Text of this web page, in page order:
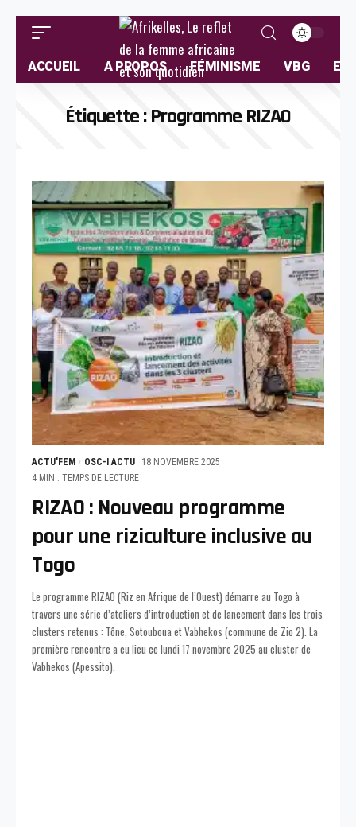
ACCUEIL A PROPOS FÉMINISME VBG
Étiquette :Programme RIZAO
ACTU'FEM OSC-I ACTU 18 NOVEMBRE 2025
4 MIN : TEMPS DE LECTURE
RIZAO : Nouveau programme
pour une riziculture inclusive au
Togo
Le programme RIZAO (Riz en Afrique de l’Ouest) démarre au Togo à
travers une série d’ateliers d’introduction et de lancement dans les trois
clusters retenus : Tône, Sotouboua et Vabhekos (commune de Zio 2). La
première rencontre a eu lieu ce lundi 17 novembre 2025 au cluster de
Vabhekos (Apessito).